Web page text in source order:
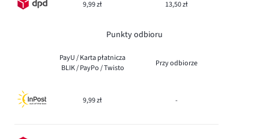
9,99 zł 13,50 zł
Punkty odbioru
PayU / Karta płatnicza
BLIK / PayPo / Twisto
Przy odbiorze
9,99 zł -